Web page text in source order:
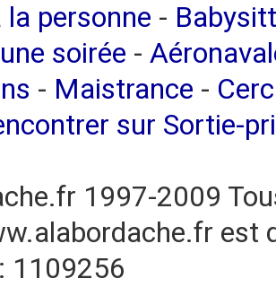
la personne -
soirée -
- Maistrance -
sur Sortie-
1997-2009
est
1109256